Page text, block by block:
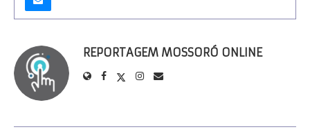
REPORTAGEM MOSSORÓ ONLINE